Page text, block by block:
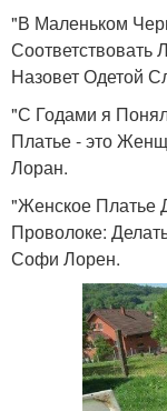
"В Маленьком
Соответствовать
Назовет Одетой
"С Годами я
Платье - это
Лоран.
"Женское Платье
Проволоке:
Софи Лорен.